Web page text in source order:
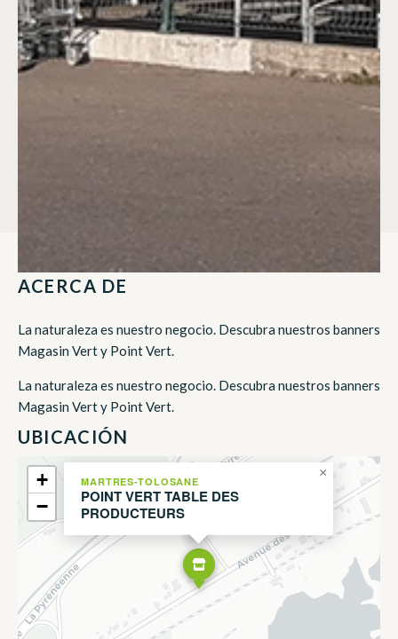
ACERCA DE
La naturaleza es nuestro negocio. Descubra nuestros banners
Magasin Vert y Point Vert.
La naturaleza es nuestro negocio. Descubra nuestros banners
Magasin Vert y Point Vert.
UBICACIÓN
MARTRES-TOLOSANE
POINT VERT TABLE DES
PRODUCTEURS
×
+
−